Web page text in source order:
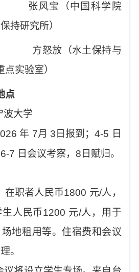
张风宝（中国科学院
持研究所）
方怒放（水土保持与
实验室）
点
波大学
年 7月 3 日报到；4-5 日
6-7 日会议考察，8 日赋归。
在职者人民币1800 元/人，
人民币1200 元/人，用于
地租用等。住宿费和会议
。